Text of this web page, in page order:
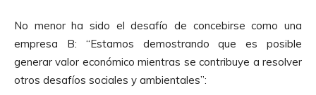
o
r
d
e
No menor ha sido el desafío de concebirse como una
empresa B: “Estamos demostrando que es posible
generar valor económico mientras se contribuye a resolver
otros desafíos sociales y ambientales”: